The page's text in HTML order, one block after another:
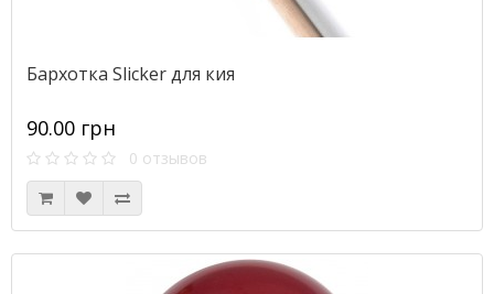
Бархотка Slicker для кия
90.00 грн
0 отзывов